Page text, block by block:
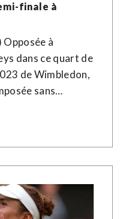
finale à
à
dans ce quart de
de Wimbledon,
sans…